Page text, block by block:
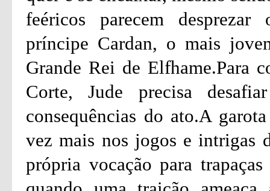
feéricos parecem
príncipe Cardan, o mais
Grande Rei de Elfhame.Para
Corte, Jude precisa
consequências do ato.A
vez mais nos jogos e intrigas
própria vocação para